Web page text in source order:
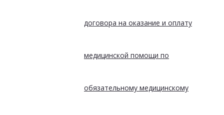
договора на оказание и оплату
медицинской помощи по
обязательному медицинскому